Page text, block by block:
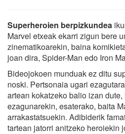
Superheroien berpizkundea
Marvel etxeak ekarri zigun bere
zinematikoarekin, baina
joan dira, Spider-Man edo Iron
Bideojokoen munduak ez ditu
noski. Pertsonaia ugari
artean kokatzeko balio izan
ezagunarekin, esaterako, baita
arrakastatsuekin. Adibiderik
tartean jatorri anitzeko heroiekin